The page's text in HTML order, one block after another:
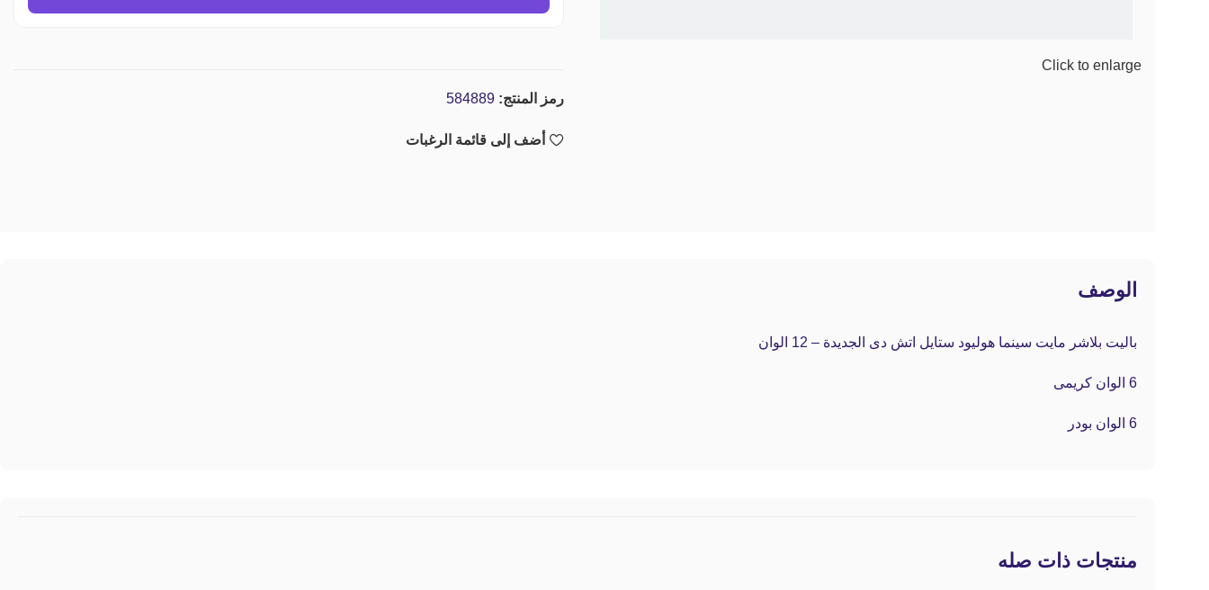
Click to enlarge
رمز المنتج: 584889
أضف إلى قائمة الرغبات
الوصف
باليت بلاشر مايت سينما هوليود ستايل اتش دى الجديدة – 12 الوان
6 الوان كريمى
6 الوان بودر
منتجات ذات صله